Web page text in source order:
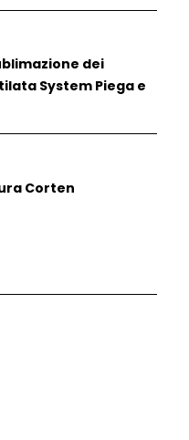
dei
System Piega e
Corten